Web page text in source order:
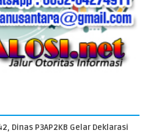
Dinas P3AP2KB Gelar Deklarasi